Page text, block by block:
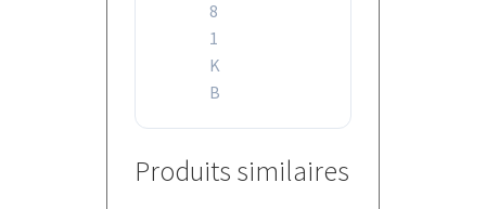
8
1
K
B
Produits similaires